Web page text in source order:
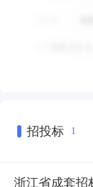
招投标 1
浙江省成套招